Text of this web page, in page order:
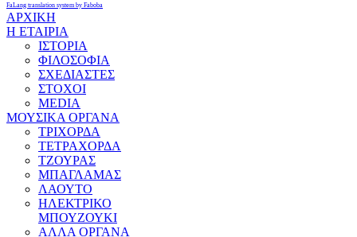
FaLang translation system by Faboba
ΑΡΧΙΚΗ
Η ΕΤΑΙΡΙΑ
ΙΣΤΟΡΙΑ
ΦΙΛΟΣΟΦΙΑ
ΣΧΕΔΙΑΣΤΕΣ
ΣΤΟΧΟΙ
MEDIA
ΜΟΥΣΙΚΑ ΟΡΓΑΝΑ
ΤΡΙΧΟΡΔΑ
ΤΕΤΡΑΧΟΡΔΑ
ΤΖΟΥΡΑΣ
ΜΠΑΓΛΑΜΑΣ
ΛΑΟΥΤΟ
ΗΛΕΚΤΡΙΚΟ
ΜΠΟΥΖΟΥΚΙ
ΑΛΛΑ ΟΡΓΑΝΑ